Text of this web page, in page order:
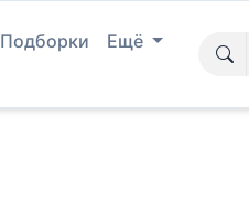
Подборки Ещё